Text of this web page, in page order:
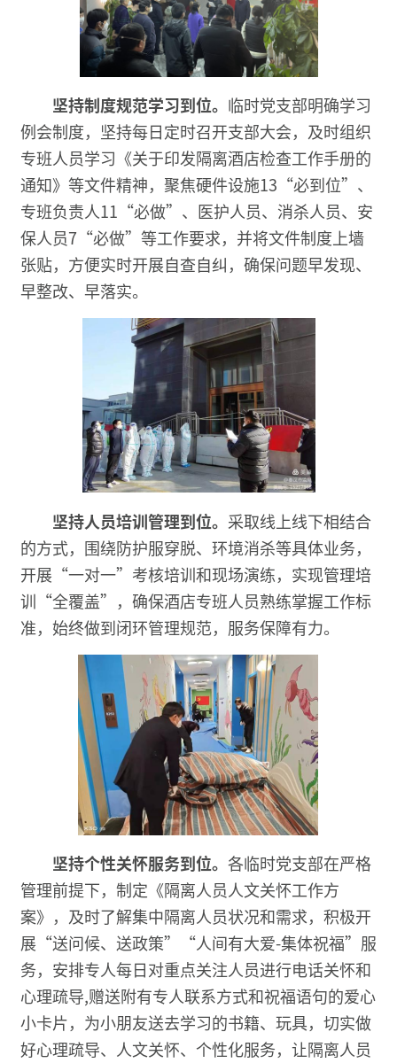
坚持制度规范学习到位。 临时党支部明确学习
例会制度，坚持每日定时召开支部大会，及时组织
专班人员学习《关于印发隔离酒店检查工作手册的
通知》等文件精神，聚焦硬件设施13“必到位”、
专班负责人11“必做”、医护人员、消杀人员、安
保人员7“必做”等工作要求，并将文件制度上墙
张贴，方便实时开展自查自纠，确保问题早发现、
早整改、早落实。
坚持人员培训管理到位。 采取线上线下相结合
的方式，围绕防护服穿脱、环境消杀等具体业务，
开展“一对一”考核培训和现场演练，实现管理培
训“全覆盖”，确保酒店专班人员熟练掌握工作标
准，始终做到闭环管理规范，服务保障有力。
坚持个性关怀服务到位。 各临时党支部在严格
管理前提下，制定《隔离人员人文关怀工作方
案》，及时了解集中隔离人员状况和需求，积极开
展“送问候、送政策”“人间有大爱-集体祝福”服
务，安排专人每日对重点关注人员进行电话关怀和
心理疏导,赠送附有专人联系方式和祝福语句的爱心
小卡片，为小朋友送去学习的书籍、玩具，切实做
好心理疏导、人文关怀、个性化服务，让隔离人员